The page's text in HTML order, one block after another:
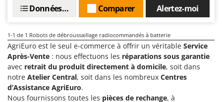
Chaudrons électriques pour polenta
Cisailles taille-haies manuelles
Climatiseurs
Compresseurs d'air électriques
Compresseurs pour la récolte des olives et la taille
Coupe-bordures - Trimmers
Barbieri
Benassi
Beper
Berkel
Bernardi
Bertolini Pumps
Alertez-moi
Comparer
Données techniques
1-1 de 1 Robots de débroussaillage radiocommandés à batterie
AgriEuro est le seul e-commerce à offrir un véritable Service
Après-Vente : nous effectuons les réparations sous garantie
avec retrait du produit directement à domicile, soit dans
notre Atelier Central, soit dans les nombreux Centres
d’Assistance AgriEuro.
Nous fournissons toutes les pièces de rechange, à